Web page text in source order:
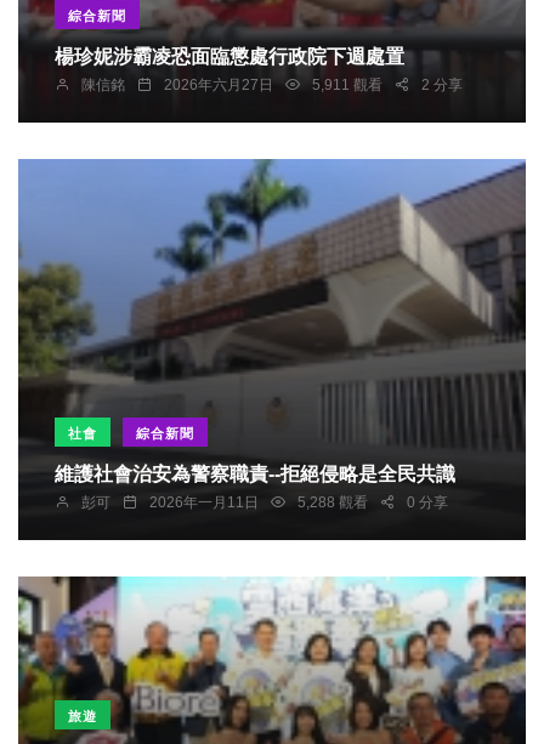
綜合新聞
楊珍妮涉霸凌恐面臨懲處行政院下週處置
陳信銘 2026年六月27日 5,911 觀看 2 分享
社會 綜合新聞
維護社會治安為警察職責--拒絕侵略是全民共識
彭可 2026年一月11日 5,288 觀看 0 分享
旅遊